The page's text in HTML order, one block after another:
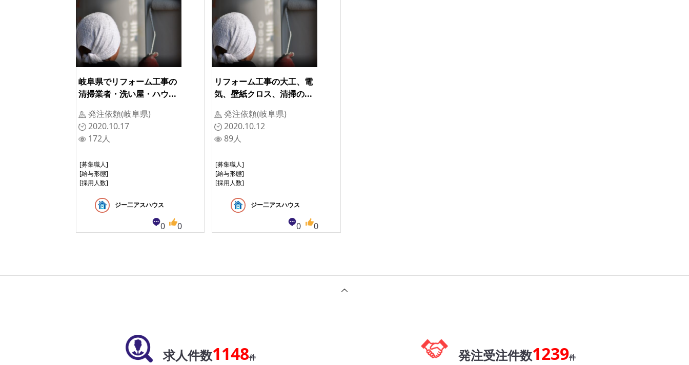
岐阜県でリフォーム工事の
清掃業者・洗い屋・ハウ...
発注依頼(岐阜県)
2020.10.17
172人
[募集職人]
[給与形態]
[採用人数]
ジー二アスハウス
0 0
リフォーム工事の大工、電
気、壁紙クロス、清掃の...
発注依頼(岐阜県)
2020.10.12
89人
[募集職人]
[給与形態]
[採用人数]
ジー二アスハウス
0 0
求人件数1148件 発注受注件数1239件